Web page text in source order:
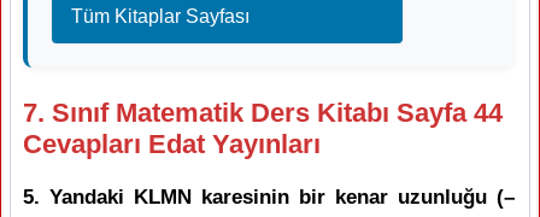
Tüm Kitaplar Sayfası
7. Sınıf Matematik Ders Kitabı Sayfa 44
Cevapları Edat Yayınları
5. Yandaki KLMN karesinin bir kenar uzunluğu (–